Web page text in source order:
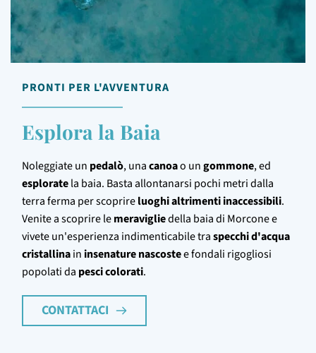
PRONTI PER L'AVVENTURA
Esplora la Baia
Noleggiate un pedalò, unacanoao ungommone, ed
esploratela baia. Basta allontanarsi pochi metri dalla
terra ferma per scoprireluoghi altrimenti inaccessibili.
Venite a scoprire lemeravigliedella baia di Morcone e
vivete un'esperienza indimenticabile traspecchi d'acqua
cristallinain insenature nascostee fondali rigogliosi
popolati da pesci colorati.
CONTATTACI